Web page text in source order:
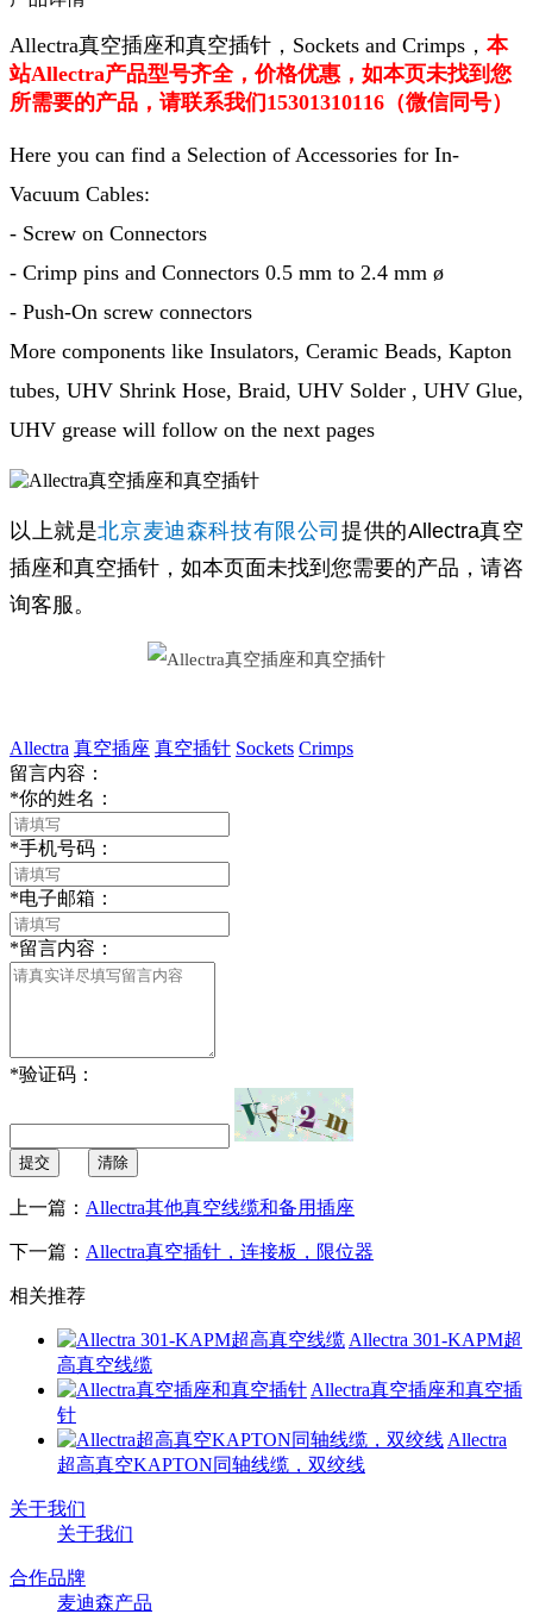
Allectra真空插座和真空插针，Sockets and Crimps ， 本
站Allectra产品型号齐全，价格优惠，如本页未找到您
所需要的产品，请联系我们15301310116（微信同号）
Here you can find a Selection of Accessories for In-
Vacuum Cables:
- Screw on Connectors
- Crimp pins and Connectors 0.5 mm to 2.4 mm ø
- Push-On screw connectors
More components like Insulators, Ceramic Beads, Kapton
tubes, UHV Shrink Hose, Braid, UHV Solder , UHV Glue,
UHV grease will follow on the next pages
以上就是北京麦迪森科技有限公司提供的Allectra真空
插座和真空插针，如本页面未找到您需要的产品，请咨
询客服。
Allectra 真空插座 真空插针 Sockets Crimps
留言内容：
*你的姓名：
*手机号码：
*电子邮箱：
*留言内容：
*验证码：
提交 清除
上一篇： Allectra其他真空线缆和备用插座
下一篇： Allectra真空插针，连接板，限位器
相关推荐
Allectra 301-KAPM超
高真空线缆
Allectra真空插座和真空插
针
Allectra
超高真空KAPTON同轴线缆，双绞线
关于我们
关于我们
合作品牌
麦迪森产品